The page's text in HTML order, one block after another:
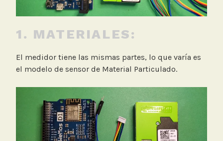
1. MATERIALES:
El medidor tiene las mismas partes, lo que varía es
el modelo de sensor de Material Particulado.